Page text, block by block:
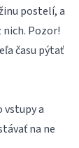
postelí, a
Pozor!
času pýtať
vstupy a
na ne